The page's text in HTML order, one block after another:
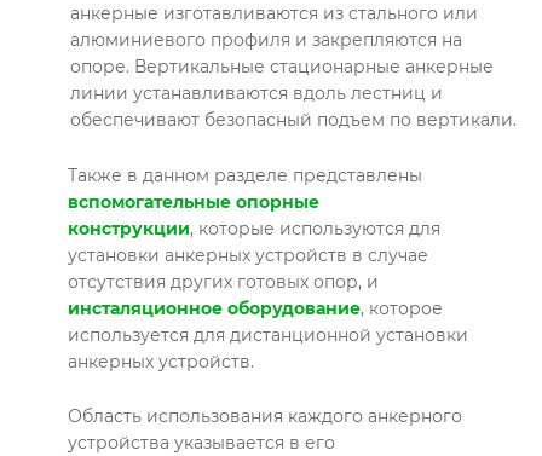
анкерные изготавливаются из стального или
алюминиевого профиля и закрепляются на
опоре. Вертикальные стационарные анкерные
линии устанавливаются вдоль лестниц и
обеспечивают безопасный подъем по вертикали.
Также в данном разделе представлены
вспомогательные опорные
конструкции, которые используются для
установки анкерных устройств в случае
отсутствия других готовых опор, и
инсталяционное оборудование, которое
используется для дистанционной установки
анкерных устройств.
Область использования каждого анкерного
устройства указывается в его